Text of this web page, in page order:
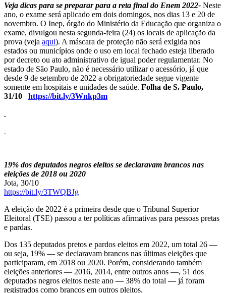
Veja dicas para se preparar para a reta final do Enem 2022- Neste
ano, o exame será aplicado em dois domingos, nos dias 13 e 20 de
novembro. O Inep, órgão do Ministério da Educação que organiza o
exame, divulgou nesta segunda-feira (24) os locais de aplicação da
prova (veja aqui). A máscara de proteção não será exigida nos
estados ou municípios onde o uso em local fechado esteja liberado
por decreto ou ato administrativo de igual poder regulamentar. No
estado de São Paulo, não é necessário utilizar o acessório, já que
desde 9 de setembro de 2022 a obrigatoriedade segue vigente
somente em hospitais e unidades de saúde. Folha de S. Paulo,
31/10
https://bit.ly/3Wnkp3m
19% dos deputados negros eleitos se declaravam brancos nas
eleições de 2018 ou 2020
Jota, 30/10
https://bit.ly/3TWQBJg
A eleição de 2022 é a primeira desde que o Tribunal Superior
Eleitoral (TSE) passou a ter políticas afirmativas para pessoas pretas
e pardas.
Dos 135 deputados pretos e pardos eleitos em 2022, um total 26 —
ou seja, 19% — se declaravam brancos nas últimas eleições que
participaram, em 2018 ou 2020. Porém, considerando também
eleições anteriores — 2016, 2014, entre outros anos —, 51 dos
deputados negros eleitos neste ano — 38% do total — já foram
registrados como brancos em outros pleitos.